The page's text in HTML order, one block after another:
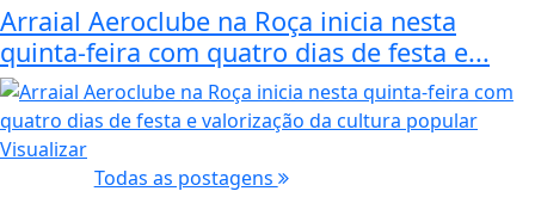
Arraial Aeroclube na Roça inicia nesta
quinta-feira com quatro dias de festa e...
Visualizar
Todas as postagens